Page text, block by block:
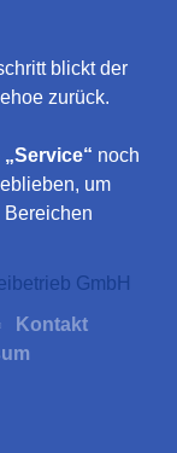
blickt der
zurück.
„Service“ noch
um
Bereichen
GmbH
Kontakt